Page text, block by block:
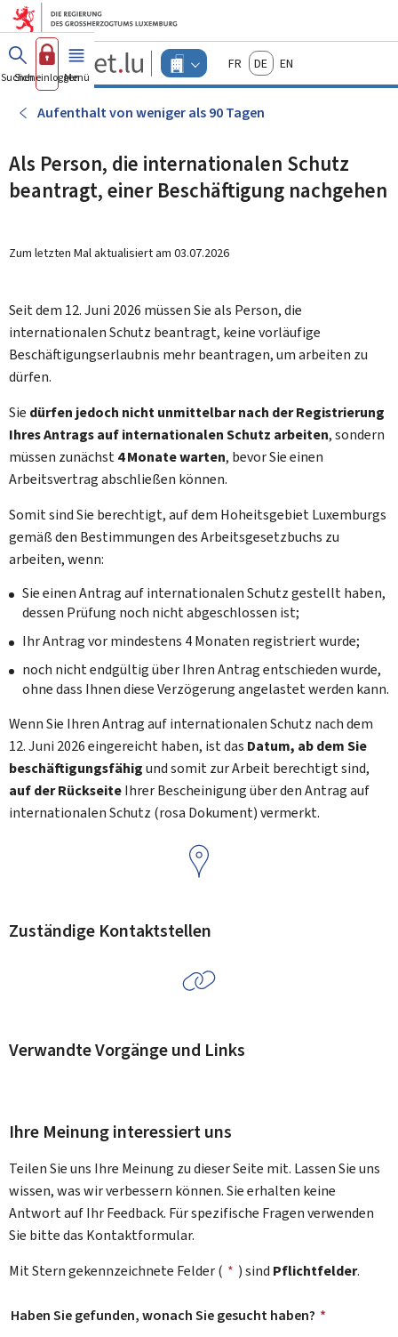
Zum Hauptmenü
Zum Inhalt
Guichet.lu
Changer
d'espace
Menu
actif
FrançaisDeutschEnglish
Suchen
Sich einloggen
Menü Haupt-
Aufenthalt von weniger als 90 Tagen
Als Person, die internationalen Schutz
beantragt, einer Beschäftigung nachgehen
Zum letzten Mal aktualisiert am 03.07.2026
Seit dem 12. Juni 2026 müssen Sie als Person, die
internationalen Schutz beantragt, keine vorläufige
Beschäftigungserlaubnis mehr beantragen, um arbeiten zu
dürfen.
Sie dürfen jedoch nicht unmittelbar nach der Registrierung
Ihres Antrags auf internationalen Schutz arbeiten, sondern
müssen zunächst4 Monate warten, bevor Sie einen
Arbeitsvertrag abschließen können.
Somit sind Sie berechtigt, auf dem Hoheitsgebiet Luxemburgs
gemäß den Bestimmungen des Arbeitsgesetzbuchs zu
arbeiten, wenn:
Sie einen Antrag auf internationalen Schutz gestellt haben,
dessen Prüfung noch nicht abgeschlossen ist;
Ihr Antrag vor mindestens 4 Monaten registriert wurde;
noch nicht endgültig über Ihren Antrag entschieden wurde,
ohne dass Ihnen diese Verzögerung angelastet werden kann.
Wenn Sie Ihren Antrag auf internationalen Schutz nach dem
12. Juni 2026 eingereicht haben, ist das Datum, ab dem Sie
beschäftigungsfähigund somit zur Arbeit berechtigt sind,
auf der RückseiteIhrer Bescheinigung über den Antrag auf
internationalen Schutz (rosa Dokument) vermerkt.
Zuständige Kontaktstellen
Verwandte Vorgänge und Links
Ihre Meinung interessiert uns
Teilen Sie uns Ihre Meinung zu dieser Seite mit. Lassen Sie uns
wissen, was wir verbessern können. Sie erhalten keine
Antwort auf Ihr Feedback. Für spezifische Fragen verwenden
Sie bitte das Kontaktformular.
Mit Stern gekennzeichnete Felder ( * ) sind Pflichtfelder.
Haben Sie gefunden, wonach Sie gesucht haben? *